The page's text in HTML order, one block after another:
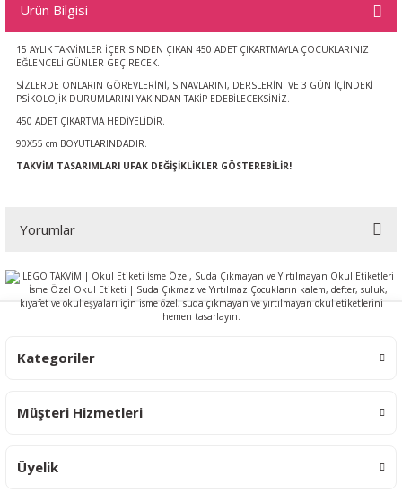
Ürün Bilgisi
15 AYLIK TAKVİMLER İÇERİSİNDEN ÇIKAN 450 ADET ÇIKARTMAYLA ÇOCUKLARINIZ
EĞLENCELİ GÜNLER GEÇİRECEK.
SİZLERDE ONLARIN GÖREVLERİNİ, SINAVLARINI, DERSLERİNİ VE 3 GÜN İÇİNDEKİ
PSİKOLOJİK DURUMLARINI YAKINDAN TAKİP EDEBİLECEKSİNİZ.
450 ADET ÇIKARTMA HEDİYELİDİR.
90X55 cm BOYUTLARINDADIR.
TAKVİM TASARIMLARI UFAK DEĞİŞİKLİKLER GÖSTEREBİLİR!
Yorumlar
Bu ürüne ilk yorumu siz yapın!
Kategoriler
Müşteri Hizmetleri
Üyelik